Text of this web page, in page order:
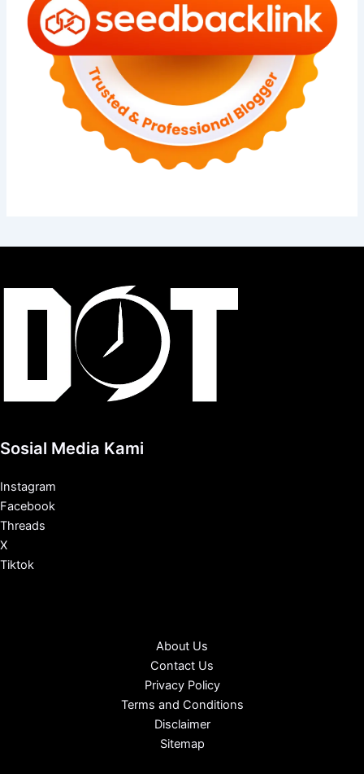
Sosial Media Kami
Instagram
Facebook
Threads
X
Tiktok
About Us
Contact Us
Privacy Policy
Terms and Conditions
Disclaimer
Sitemap